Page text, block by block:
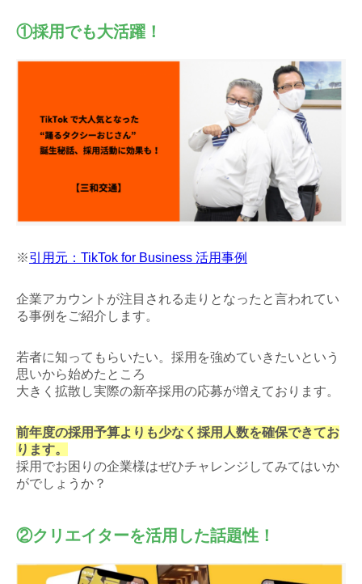
①採用でも大活躍！
※引用元：TikTok for Business 活用事例
企業アカウントが注目される走りとなったと言われてい
る事例をご紹介します。
若者に知ってもらいたい。採用を強めていきたいという
思いから始めたところ
大きく拡散し実際の新卒採用の応募が増えております。
前年度の採用予算よりも少なく採用人数を確保できてお
ります。
採用でお困りの企業様はぜひチャレンジしてみてはいか
がでしょうか？
②クリエイターを活用した話題性！